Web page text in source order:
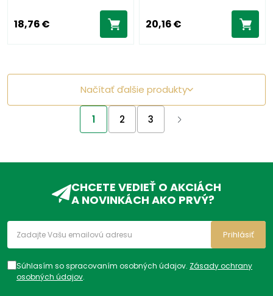
18,76 € 20,16 €
1 2 3
Načítať ďalšie produkty
CHCETE VEDIEŤ O AKCIÁCH
A NOVINKÁCH AKO PRVÝ?
Súhlasím so spracovaním osobných údajov. Zásady ochrany
osobných údajov.
Prihlásiť